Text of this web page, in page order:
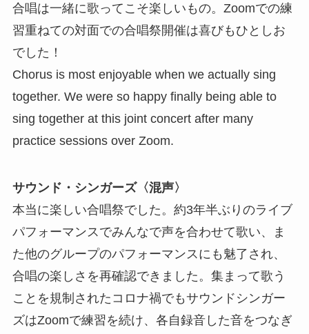
合唱は一緒に歌ってこそ楽しいもの。Zoomでの練
習重ねての対面での合唱祭開催は喜びもひとしお
でした！
Chorus is most enjoyable when we actually sing
together. We were so happy finally being able to
sing together at this joint concert after many
practice sessions over Zoom.
サウンド・シンガーズ〈混声〉
本当に楽しい合唱祭でした。約3年半ぶりのライブ
パフォーマンスでみんなで声を合わせて歌い、ま
た他のグループのパフォーマンスにも魅了され、
合唱の楽しさを再確認できました。集まって歌う
ことを規制されたコロナ禍でもサウンドシンガー
ズはZoomで練習を続け、各自録音した音をつなぎ